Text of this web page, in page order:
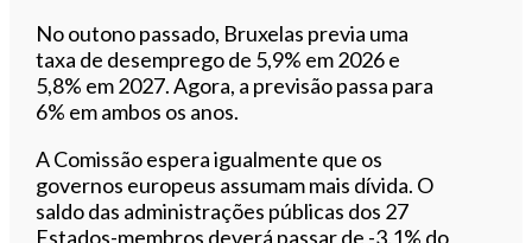
No outono passado, Bruxelas previa uma
taxa de desemprego de 5,9% em 2026 e
5,8% em 2027. Agora, a previsão passa para
6% em ambos os anos.
A Comissão espera igualmente que os
governos europeus assumam mais dívida. O
saldo das administrações públicas dos 27
Estados-membros deverá passar de -3,1% do